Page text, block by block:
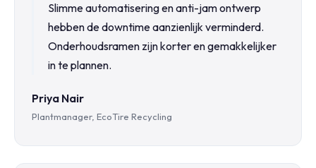
Slimme automatisering en anti-jam ontwerp
hebben de downtime aanzienlijk verminderd.
Onderhoudsramen zijn korter en gemakkelijker
in te plannen.
Priya Nair
Plantmanager, EcoTire Recycling